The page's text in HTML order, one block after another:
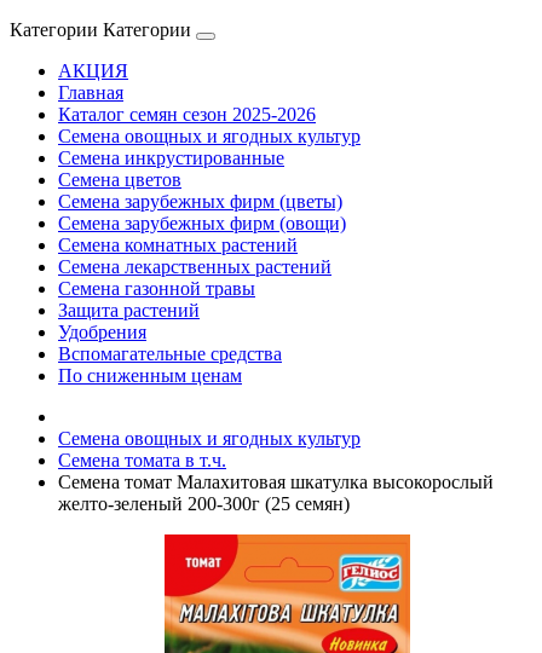
Категории Категории
АКЦИЯ
Главная
Каталог семян сезон 2025-2026
Семена овощных и ягодных культур
Семена инкрустированные
Семена цветов
Семена зарубежных фирм (цветы)
Семена зарубежных фирм (овощи)
Семена комнатных растений
Семена лекарственных растений
Семена газонной травы
Защита растений
Удобрения
Вспомагательные средства
По сниженным ценам
Семена овощных и ягодных культур
Семена томата в т.ч.
Семена томат Малахитовая шкатулка высокорослый
желто-зеленый 200-300г (25 семян)